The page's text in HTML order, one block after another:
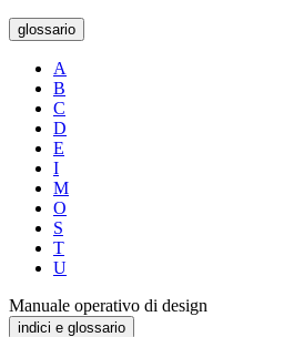
glossario
A
B
C
D
E
I
M
O
S
T
U
Manuale operativo di design
indici e glossario